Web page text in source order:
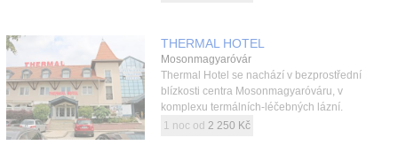
THERMAL HOTEL
Mosonmagyaróvár
Thermal Hotel se nachází v bezprostřední
blízkosti centra Mosonmagyaróváru, v
komplexu termálních-léčebných lázní.
1 noc od 2 250 Kč